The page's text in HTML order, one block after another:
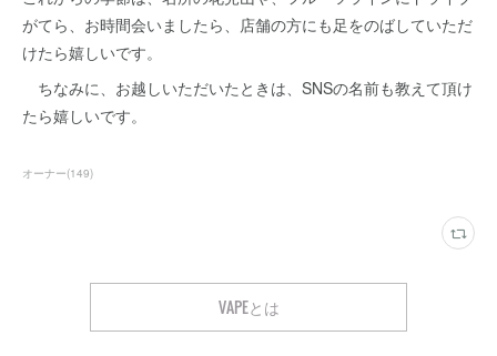
がてら、お時間会いましたら、店舗の方にも足をのばしていただ
けたら嬉しいです。
ちなみに、お越しいただいたときは、SNSの名前も教えて頂け
たら嬉しいです。
オーナー(149)
VAPEとは